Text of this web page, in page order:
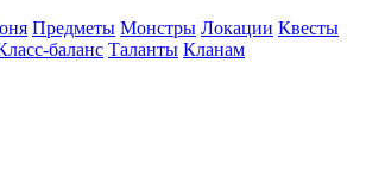
Предметы Монстры Локации Квесты
баланс Таланты Кланам